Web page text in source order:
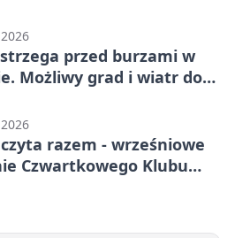
przed burzami w
Możliwy grad i wiatr do
razem - wrześniowe
Czwartkowego Klubu